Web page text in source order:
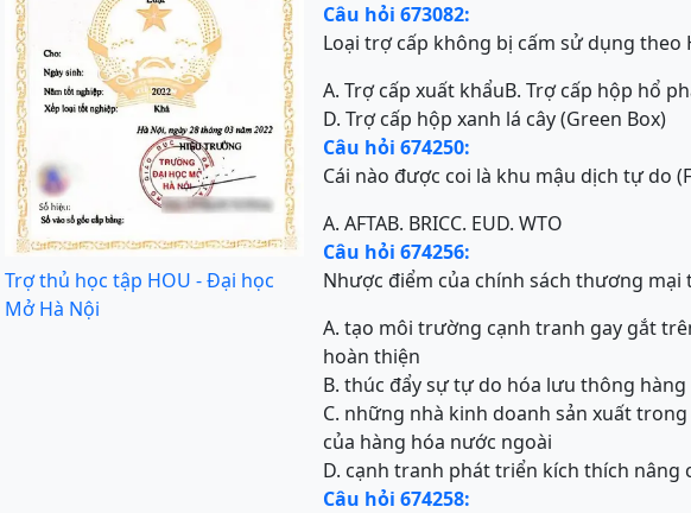
Trợ thủ học tập HOU - Đại học
Mở Hà Nội
Câu hỏi 673082:
Loại trợ cấp không bị cấm sử dụng theo
A. Trợ cấp xuất khẩuB. Trợ cấp hộp hổ
D. Trợ cấp hộp xanh lá cây (Green Box)
Câu hỏi 674250:
Cái nào được coi là khu mậu dịch tự do
A. AFTAB. BRICC. EUD. WTO
Câu hỏi 674256:
Nhược điểm của chính sách thương mại
A. tạo môi trường cạnh tranh gay gắt
hoàn thiện
B. thúc đẩy sự tự do hóa lưu thông
C. những nhà kinh doanh sản xuất
của hàng hóa nước ngoài
D. cạnh tranh phát triển kích thích nâng
Câu hỏi 674258: